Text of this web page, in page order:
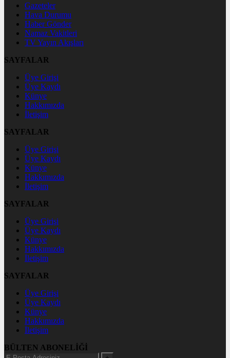
Gazeteler
Hava Durumu
Haber Gönder
Namaz Vakitleri
TV Yayın Akışları
SAYFALAR
Üye Girişi
Üye Kaydı
Künye
Hakkımızda
İletişim
SAYFALAR
Üye Girişi
Üye Kaydı
Künye
Hakkımızda
İletişim
SAYFALAR
Üye Girişi
Üye Kaydı
Künye
Hakkımızda
İletişim
SAYFALAR
Üye Girişi
Üye Kaydı
Künye
Hakkımızda
İletişim
BÜLTEN ABONELİĞİ